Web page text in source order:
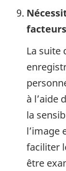
La suite
à l’aide
la
l’image
faciliter
être